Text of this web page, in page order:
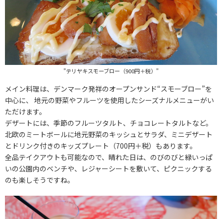
"テリヤキスモーブロー（900円＋税）"
メイン料理は、デンマーク発祥のオープンサンド“スモーブロー”を
中心に、 地元の野菜やフルーツを使用したシーズナルメニューがい
ただけます。
デザートには、季節のフルーツタルト、チョコレートタルトなど。
北欧のミートボールに地元野菜のキッシュとサラダ、ミニデザート
とドリンク付きのキッズプレート（700円＋税）もあります。
全品テイクアウトも可能なので、晴れた日は、のびのびと緑いっぱ
いの公園内のベンチや、レジャーシートを敷いて、ピクニックする
のも楽しそうですね。